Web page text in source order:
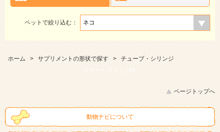
ペットで絞り込む：
ホーム > サプリメントの形状で探す >
チューブ・シリンジ
スマートフォン |
PC
ページトップへ
動物ナビについて